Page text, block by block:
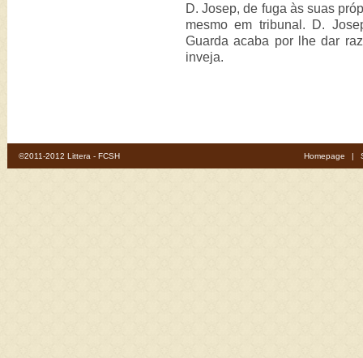
D. Josep, de fuga às suas
mesmo em tribunal. D.
Guarda acaba por lhe dar
inveja.
©2011-2012 Littera - FCSH Homepage |